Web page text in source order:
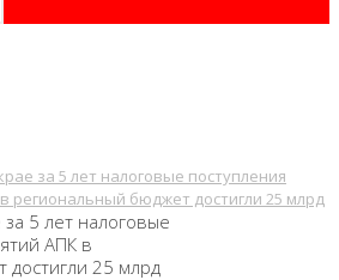
за 5 лет налоговые поступления
региональный бюджет достигли 25 млрд
5 лет налоговые
АПК в
25 млрд